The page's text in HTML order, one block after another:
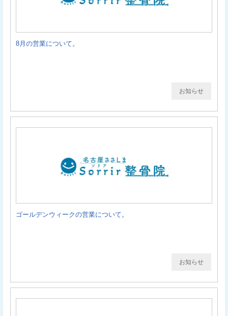
8月の営業について。
お知らせ
ゴールデンウィークの営業について。
お知らせ